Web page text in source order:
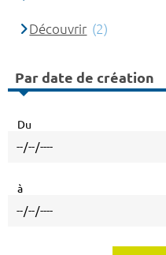
Découvrir (2)
Par date de création
Du
à